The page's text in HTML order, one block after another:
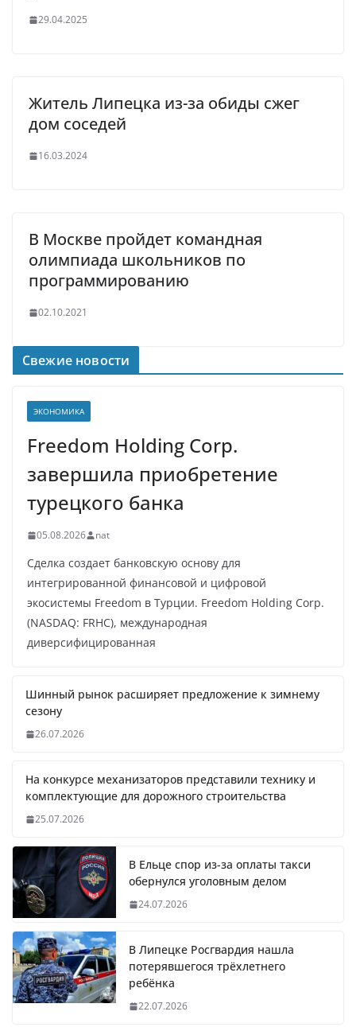
29.04.2025
Житель Липецка из-за обиды сжег
дом соседей
16.03.2024
В Москве пройдет командная
олимпиада школьников по
программированию
02.10.2021
Свежие новости
ЭКОНОМИКА
Freedom Holding Corp.
завершила приобретение
турецкого банка
05.08.2026 nat
Сделка создает банковскую основу для
интегрированной финансовой и цифровой
экосистемы Freedom в Турции. Freedom Holding Corp.
(NASDAQ: FRHC), международная
диверсифицированная
Шинный рынок расширяет предложение к зимнему
сезону
26.07.2026
На конкурсе механизаторов представили технику и
комплектующие для дорожного строительства
25.07.2026
В Ельце спор из-за оплаты такси
обернулся уголовным делом
24.07.2026
В Липецке Росгвардия нашла
потерявшегося трёхлетнего
ребёнка
22.07.2026